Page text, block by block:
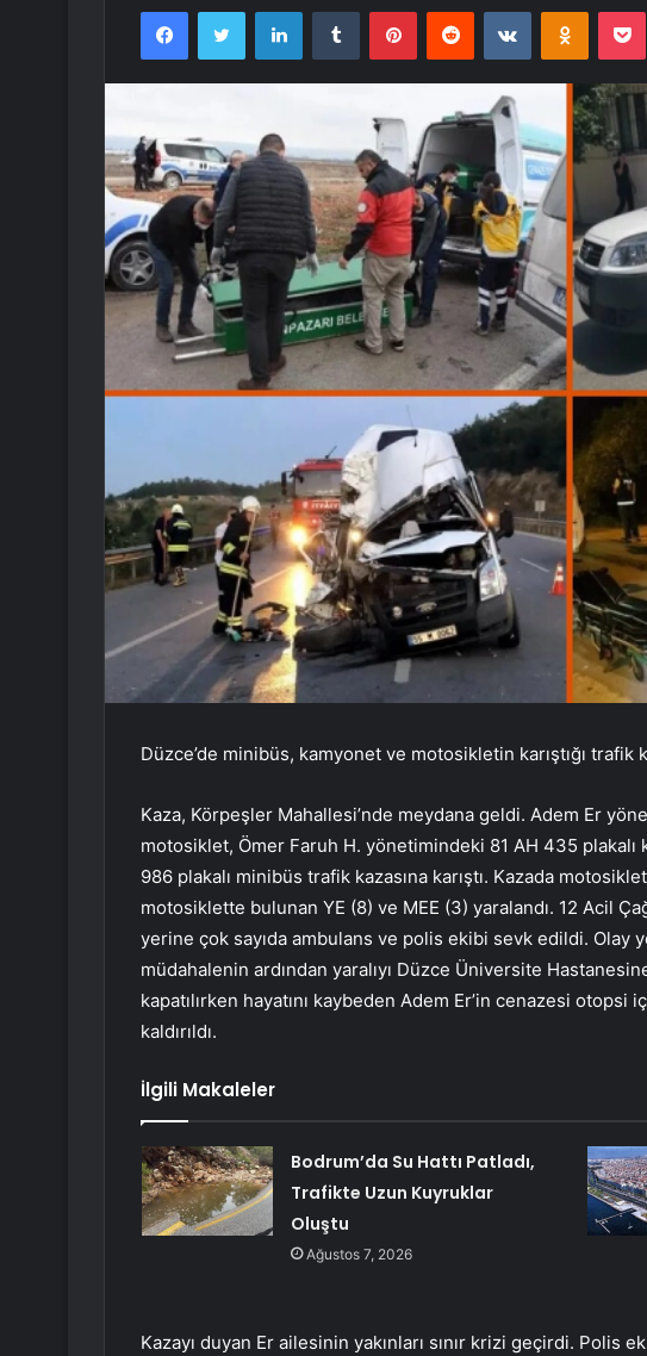
FacebookTwitter LinkedInTumblr PinterestReddit VKontakte
Düzce’de minibüs, kamyonet ve motosikletin karıştığı trafik
Kaza, Körpeşler Mahallesi’nde meydana geldi. Adem Er
motosiklet, Ömer Faruh H. yönetimindeki 81 AH 435
986 plakalı minibüs trafik kazasına karıştı. Kazada
motosiklette bulunan YE (8) ve MEE (3) yaralandı. 12 Acil
yerine çok sayıda ambulans ve polis ekibi sevk edildi. Olay
müdahalenin ardından yaralıyı Düzce Üniversite
kapatılırken hayatını kaybeden Adem Er’in cenazesi
kaldırıldı.
İlgili Makaleler
Bodrum’da Su Hattı Patladı,
Trafikte Uzun Kuyruklar
Oluştu
Ağustos 7, 2026
Kazayı duyan Er ailesinin yakınları sınır krizi geçirdi. Polis